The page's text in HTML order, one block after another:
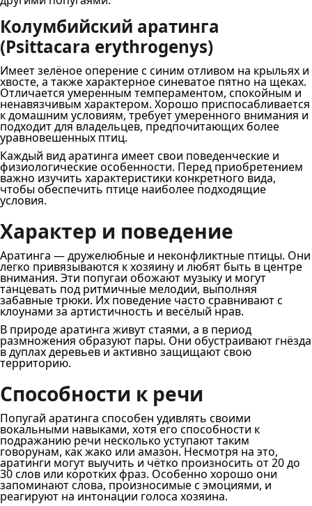
Колумбийский аратинга
(Psittacara erythrogenys)
Имеет зелёное оперение с синим отливом на крыльях и
хвосте, а также характерное синеватое пятно на щеках.
Отличается умеренным темпераментом, спокойным и
ненавязчивым характером. Хорошо приспосабливается
к домашним условиям, требует умеренного внимания и
подходит для владельцев, предпочитающих более
уравновешенных птиц.
Каждый вид аратинга имеет свои поведенческие и
физиологические особенности. Перед приобретением
важно изучить характеристики конкретного вида,
чтобы обеспечить птице наиболее подходящие
условия.
Характер и поведение
Аратинга — дружелюбные и неконфликтные птицы. Они
легко привязываются к хозяину и любят быть в центре
внимания. Эти попугаи обожают музыку и могут
танцевать под ритмичные мелодии, выполняя
забавные трюки. Их поведение часто сравнивают с
клоунами за артистичность и весёлый нрав.
В природе аратинга живут стаями, а в период
размножения образуют пары. Они обустраивают гнёзда
в дуплах деревьев и активно защищают свою
территорию.
Способности к речи
Попугай аратинга способен удивлять своими
вокальными навыками, хотя его способности к
подражанию речи несколько уступают таким
говорунам, как жако или амазон. Несмотря на это,
аратинги могут выучить и чётко произносить от 20 до
30 слов или коротких фраз. Особенно хорошо они
запоминают слова, произносимые с эмоциями, и
реагируют на интонации голоса хозяина.